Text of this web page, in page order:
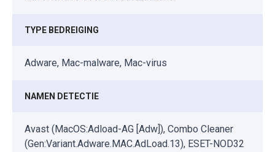
TYPE BEDREIGING
Adware, Mac-malware, Mac-virus
NAMEN DETECTIE
Avast (MacOS:Adload-AG [Adw]), Combo Cleaner
(Gen:Variant.Adware.MAC.AdLoad.13), ESET-NOD32